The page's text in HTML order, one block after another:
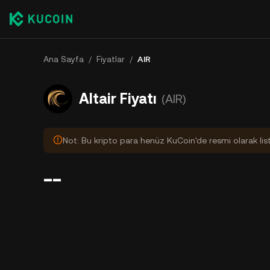
Ana Sayfa / Fiyatlar / AIR
Altair Fiyatı (AIR)
Not: Bu kripto para henüz KuCoin'de resmi olarak
--